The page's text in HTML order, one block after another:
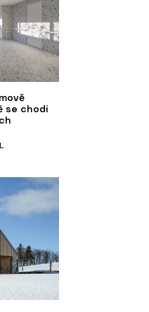
se chodí